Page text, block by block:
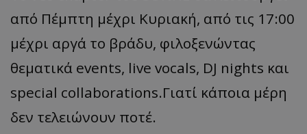
από Πέμπτη μέχρι Κυριακή, από τις 17:00
μέχρι αργά το βράδυ, φιλοξενώντας
θεματικά events, live vocals, DJ nights και
special collaborations.Γιατί κάποια μέρη
δεν τελειώνουν ποτέ.